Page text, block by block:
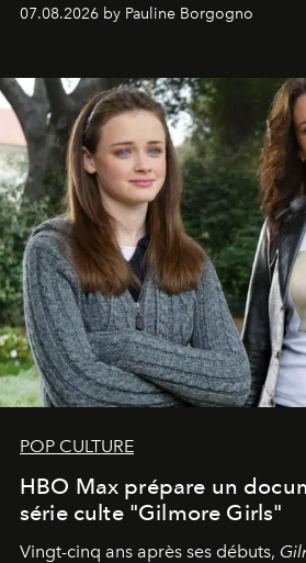
07.08.2026 by Pauline Borgogno
POP CULTURE
HBO Max prépare un
série culte "Gilmore Girls"
Vingt-cinq ans après ses débuts,